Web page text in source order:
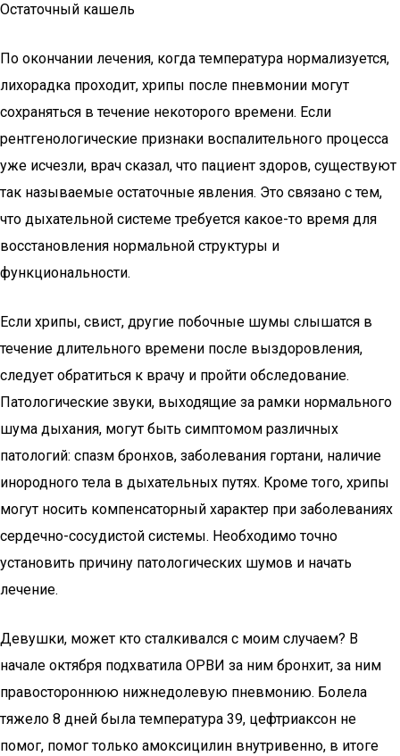
Остаточный кашель
По окончании лечения, когда температура нормализуется,
лихорадка проходит, хрипы после пневмонии могут
сохраняться в течение некоторого времени. Если
рентгенологические признаки воспалительного процесса
уже исчезли, врач сказал, что пациент здоров, существуют
так называемые остаточные явления. Это связано с тем,
что дыхательной системе требуется какое-то время для
восстановления нормальной структуры и
функциональности.
Если хрипы, свист, другие побочные шумы слышатся в
течение длительного времени после выздоровления,
следует обратиться к врачу и пройти обследование.
Патологические звуки, выходящие за рамки нормального
шума дыхания, могут быть симптомом различных
патологий: спазм бронхов, заболевания гортани, наличие
инородного тела в дыхательных путях. Кроме того, хрипы
могут носить компенсаторный характер при заболеваниях
сердечно-сосудистой системы. Необходимо точно
установить причину патологических шумов и начать
лечение.
Девушки, может кто сталкивался с моим случаем? В
начале октября подхватила ОРВИ за ним бронхит, за ним
правостороннюю нижнедолевую пневмонию. Болела
тяжело 8 дней была температура 39, цефтриаксон не
помог, помог только амоксицилин внутривенно, в итоге